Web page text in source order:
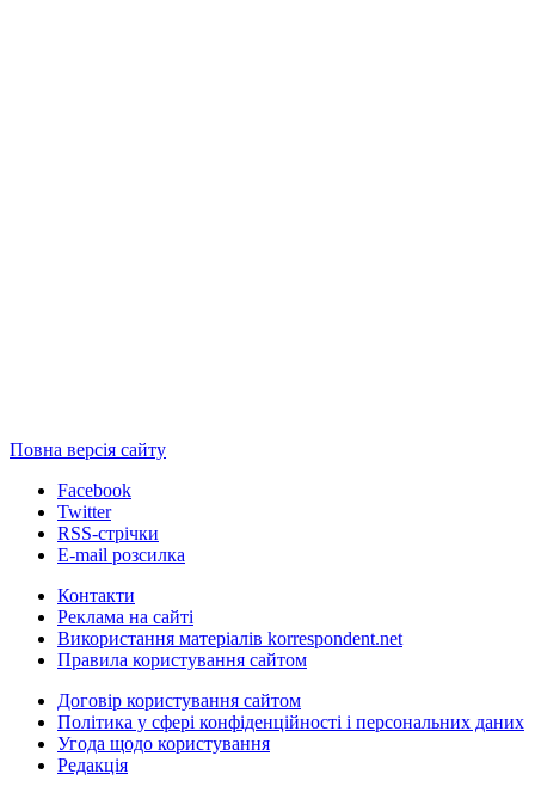
Повна версія сайту
Facebook
Twitter
RSS-стрічки
E-mail розсилка
Контакти
Реклама на сайті
Використання матеріалів korrespondent.net
Правила користування сайтом
Договір користування сайтом
Політика у сфері конфіденційності і персональних даних
Угода щодо користування
Редакція